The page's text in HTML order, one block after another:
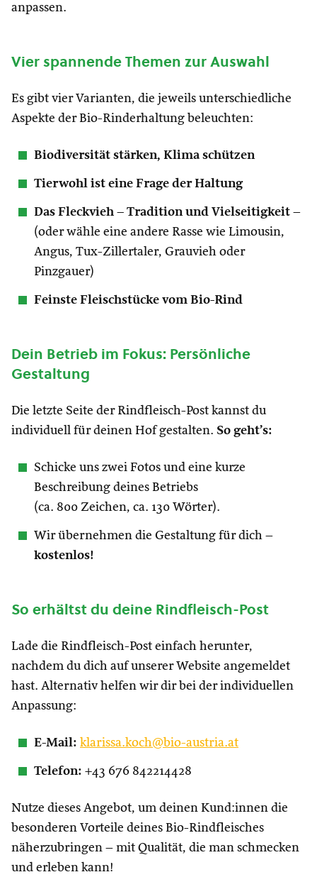
anpassen.
Vier spannende Themen zur Auswahl
Es gibt vier Varianten, die jeweils unterschiedliche
Aspekte der Bio-Rinderhaltung beleuchten:
Biodiversität stärken, Klima schützen
Tierwohl ist eine Frage der Haltung
Das Fleckvieh – Tradition und Vielseitigkeit –
(oder wähle eine andere Rasse wie Limousin,
Angus, Tux-Zillertaler, Grauvieh oder
Pinzgauer)
Feinste Fleischstücke vom Bio-Rind
Dein Betrieb im Fokus: Persönliche
Gestaltung
Die letzte Seite der Rindfleisch-Post kannst du
individuell für deinen Hof gestalten. So geht’s:
Schicke uns zwei Fotos und eine kurze
Beschreibung deines Betriebs
(ca. 800 Zeichen, ca. 130 Wörter).
Wir übernehmen die Gestaltung für dich –
kostenlos!
So erhältst du deine Rindfleisch-Post
Lade die Rindfleisch-Post einfach herunter,
nachdem du dich auf unserer Website angemeldet
hast. Alternativ helfen wir dir bei der individuellen
Anpassung:
E-Mail: klarissa.koch@bio-austria.at
Telefon: +43 676 842214428
Nutze dieses Angebot, um deinen Kund:innen die
besonderen Vorteile deines Bio-Rindfleisches
näherzubringen – mit Qualität, die man schmecken
und erleben kann!